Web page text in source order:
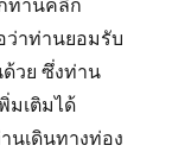
ท่านคลิก
ว่าท่านยอมรับ
วย ซึ่งท่าน
มเติมได้
นเดินทางท่อง